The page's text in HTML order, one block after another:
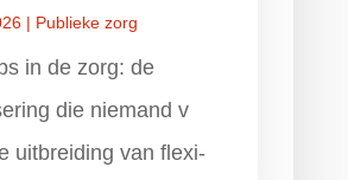
| Publieke zorg
in de zorg: de
die niemand v
uitbreiding van flexi-